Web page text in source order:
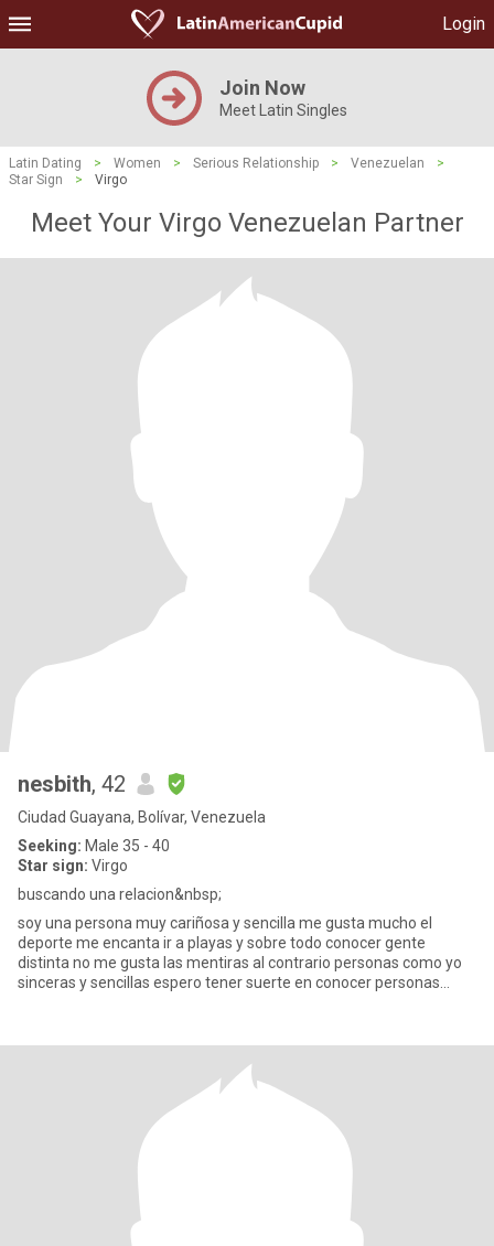
Login
Join Now
Meet Latin Singles
Latin Dating > Women > Serious Relationship > Venezuelan
>
Star Sign
> Virgo
Meet Your Virgo Venezuelan Partner
nesbith, 42
Ciudad Guayana, Bolívar, Venezuela
Seeking: Male 35 - 40
Star sign: Virgo
buscando una relacion&nbsp;
soy una persona muy cariñosa y sencilla me gusta mucho el
deporte me encanta ir a playas y sobre todo conocer gente
distinta no me gusta las mentiras al contrario personas como yo
sinceras y sencillas espero tener suerte en conocer personas